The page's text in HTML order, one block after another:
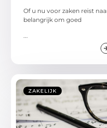
Of u nu voor zaken reist
belangrijk om goed
...
ZAKELIJK